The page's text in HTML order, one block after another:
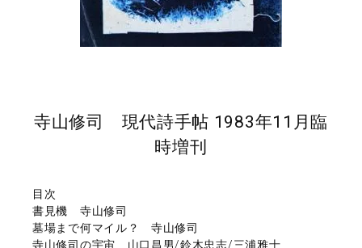
寺山修司 現代詩手帖 1983年11月臨
時増刊
目次
書見機 寺山修司
墓場まで何マイル？ 寺山修司
寺山修司の宇宙 山口昌男/鈴木忠志/三浦雅士